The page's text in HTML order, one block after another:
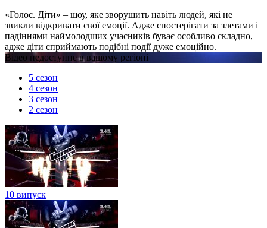
«Голос. Діти» – шоу, яке зворушить навіть людей, які не
звикли відкривати свої емоції. Адже спостерігати за злетами і
падіннями наймолодших учасників буває особливо складно,
адже діти сприймають подібні події дуже емоційно.
Відео недоступне в вашому регіоні
5 сезон
4 сезон
3 сезон
2 сезон
10 випуск